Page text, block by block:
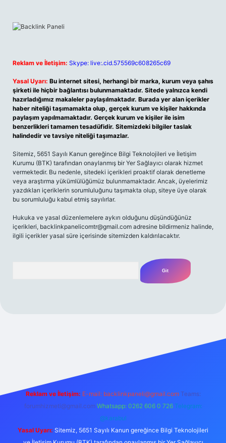
Reklam ve İletişim: Skype: live:.cid.575569c608265c69
Yasal Uyarı: Bu internet sitesi, herhangi bir marka, kurum veya şahıs
şirketi ile hiçbir bağlantısı bulunmamaktadır. Sitede yalnızca kendi
hazırladığımız makaleler paylaşılmaktadır. Burada yer alan içerikler
haber niteliği taşımamakta olup, gerçek kurum ve kişiler hakkında
paylaşım yapılmamaktadır. Gerçek kurum ve kişiler ile isim
benzerlikleri tamamen tesadüfidir. Sitemizdeki bilgiler taslak
halindedir ve tavsiye niteliği taşımazlar.
Sitemiz, 5651 Sayılı Kanun gereğince Bilgi Teknolojileri ve İletişim
Kurumu (BTK) tarafından onaylanmış bir Yer Sağlayıcı olarak hizmet
vermektedir. Bu nedenle, sitedeki içerikleri proaktif olarak denetleme
veya araştırma yükümlülüğümüz bulunmamaktadır. Ancak, üyelerimiz
yazdıkları içeriklerin sorumluluğunu taşımakta olup, siteye üye olarak
bu sorumluluğu kabul etmiş sayılırlar.
Hukuka ve yasal düzenlemelere aykırı olduğunu düşündüğünüz
içerikleri, backlinkpanelicomtr@gmail.com adresine bildirmeniz halinde,
ilgili içerikler yasal süre içerisinde sitemizden kaldırılacaktır.
Reklam ve İletişim: E-mail: backlinkpaneli@gmail.com Teams:
forumhizmeti@gmail.com Whatsapp: 0262 606 0 726 Telegram:
@karabul
Yasal Uyarı: Sitemiz, 5651 Sayılı Kanun gereğince Bilgi Teknolojileri